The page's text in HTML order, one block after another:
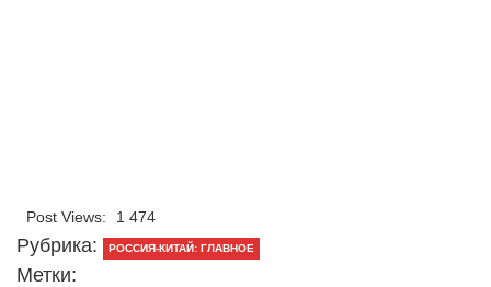
Post Views: 1 474
Рубрика: РОССИЯ-КИТАЙ: ГЛАВНОЕ
Метки: